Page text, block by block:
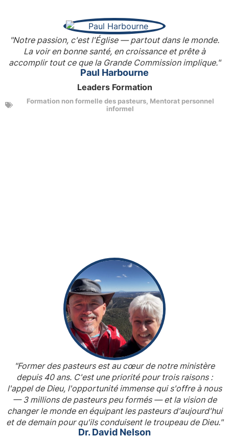
"Notre passion, c'est l'Église — partout dans le monde.
La voir en bonne santé, en croissance et prête à
accomplir tout ce que la Grande Commission implique."
Paul Harbourne
Leaders Formation
Formation non formelle des pasteurs, Mentorat personnel
informel
"Former des pasteurs est au cœur de notre ministère
depuis 40 ans. C'est une priorité pour trois raisons :
l'appel de Dieu, l'opportunité immense qui s'offre à nous
— 3 millions de pasteurs peu formés — et la vision de
changer le monde en équipant les pasteurs d'aujourd'hui
et de demain pour qu'ils conduisent le troupeau de Dieu."
Dr. David Nelson